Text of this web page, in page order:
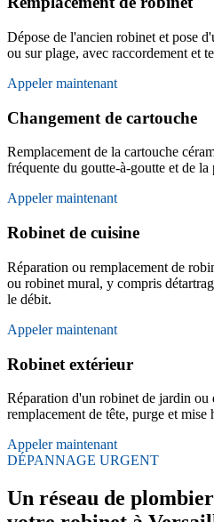
Dépose de l'ancien robinet et pose
ou sur plage, avec raccordement et
Appeler maintenant
Changement de cartouche
Remplacement de la cartouche
fréquente du goutte-à-goutte et de
Appeler maintenant
Robinet de cuisine
Réparation ou remplacement de
ou robinet mural, y compris
le débit.
Appeler maintenant
Robinet extérieur
Réparation d'un robinet de jardin ou
remplacement de tête, purge et mise
Appeler maintenant
DÉPANNAGE URGENT
Un réseau de